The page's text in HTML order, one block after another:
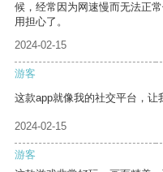
候，经常因为网速慢而无法正
用担心了。
2024-02-15
游客
这款app就像我的社交平台，让
2024-02-15
游客